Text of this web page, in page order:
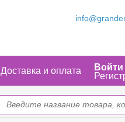
Доставка и оплата
Войти